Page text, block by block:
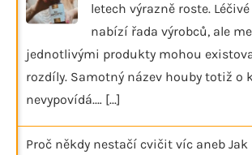
letech výrazně roste.
nabízí řada výrobců, ale
jednotlivými produkty mohou
rozdíly. Samotný název houby totiž o
nevypovídá.… [...]
Proč někdy nestačí cvičit víc aneb